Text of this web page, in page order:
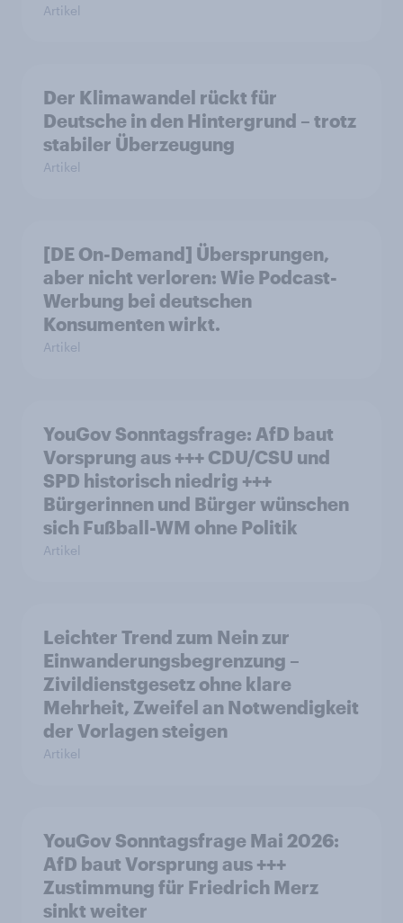
Artikel
Der Klimawandel rückt für
Deutsche in den Hintergrund – trotz
stabiler Überzeugung
Artikel
[DE On-Demand] Übersprungen,
aber nicht verloren: Wie Podcast-
Werbung bei deutschen
Konsumenten wirkt.
Artikel
YouGov Sonntagsfrage: AfD baut
Vorsprung aus +++ CDU/CSU und
SPD historisch niedrig +++
Bürgerinnen und Bürger wünschen
sich Fußball-WM ohne Politik
Artikel
Leichter Trend zum Nein zur
Einwanderungsbegrenzung –
Zivildienstgesetz ohne klare
Mehrheit, Zweifel an Notwendigkeit
der Vorlagen steigen
Artikel
YouGov Sonntagsfrage Mai 2026:
AfD baut Vorsprung aus +++
Zustimmung für Friedrich Merz
sinkt weiter